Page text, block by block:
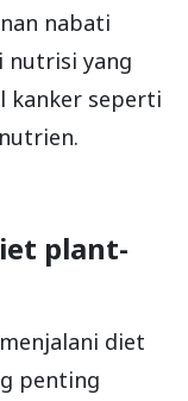
nabati
nutrisi yang
kanker seperti
plant-
diet
penting